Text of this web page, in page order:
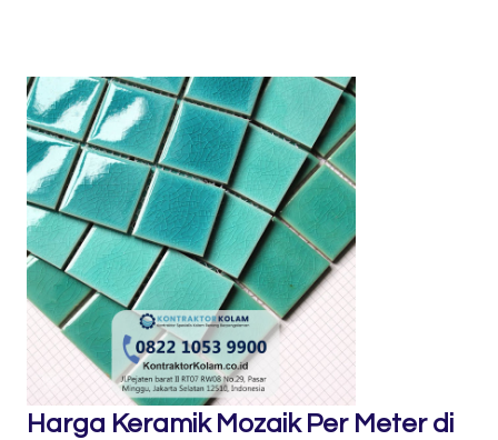
Harga Keramik Mozaik Per Meter di